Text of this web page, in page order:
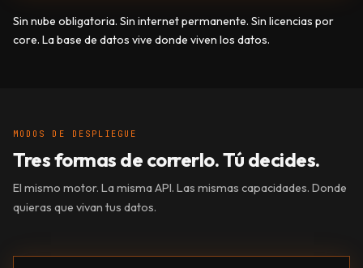
Sin nube obligatoria. Sin internet permanente. Sin licencias por
core. La base de datos vive donde viven los datos.
MODOS DE DESPLIEGUE
Tres formas de correrlo. Tú decides.
El mismo motor. La misma API. Las mismas capacidades. Donde
quieras que vivan tus datos.